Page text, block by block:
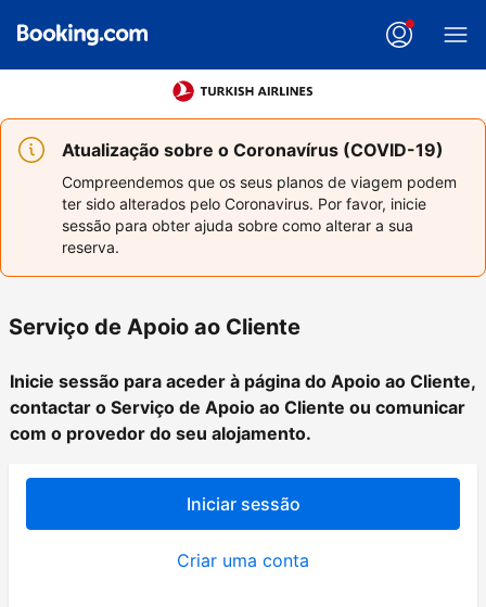
Atualização sobre o Coronavírus (COVID-19)
Compreendemos que os seus planos de viagem podem
ter sido alterados pelo Coronavirus. Por favor, inicie
sessão para obter ajuda sobre como alterar a sua
reserva.
Serviço de Apoio ao Cliente
Inicie sessão para aceder à página do Apoio ao Cliente,
contactar o Serviço de Apoio ao Cliente ou comunicar
com o provedor do seu alojamento.
Iniciar sessão
Criar uma conta